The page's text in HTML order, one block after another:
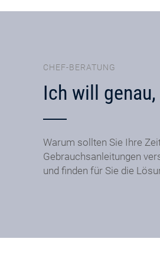
CHEF-BERATUNG
Ich will
Warum sollten Sie Ihre
Gebrauchsanleitungen
und finden für Sie die